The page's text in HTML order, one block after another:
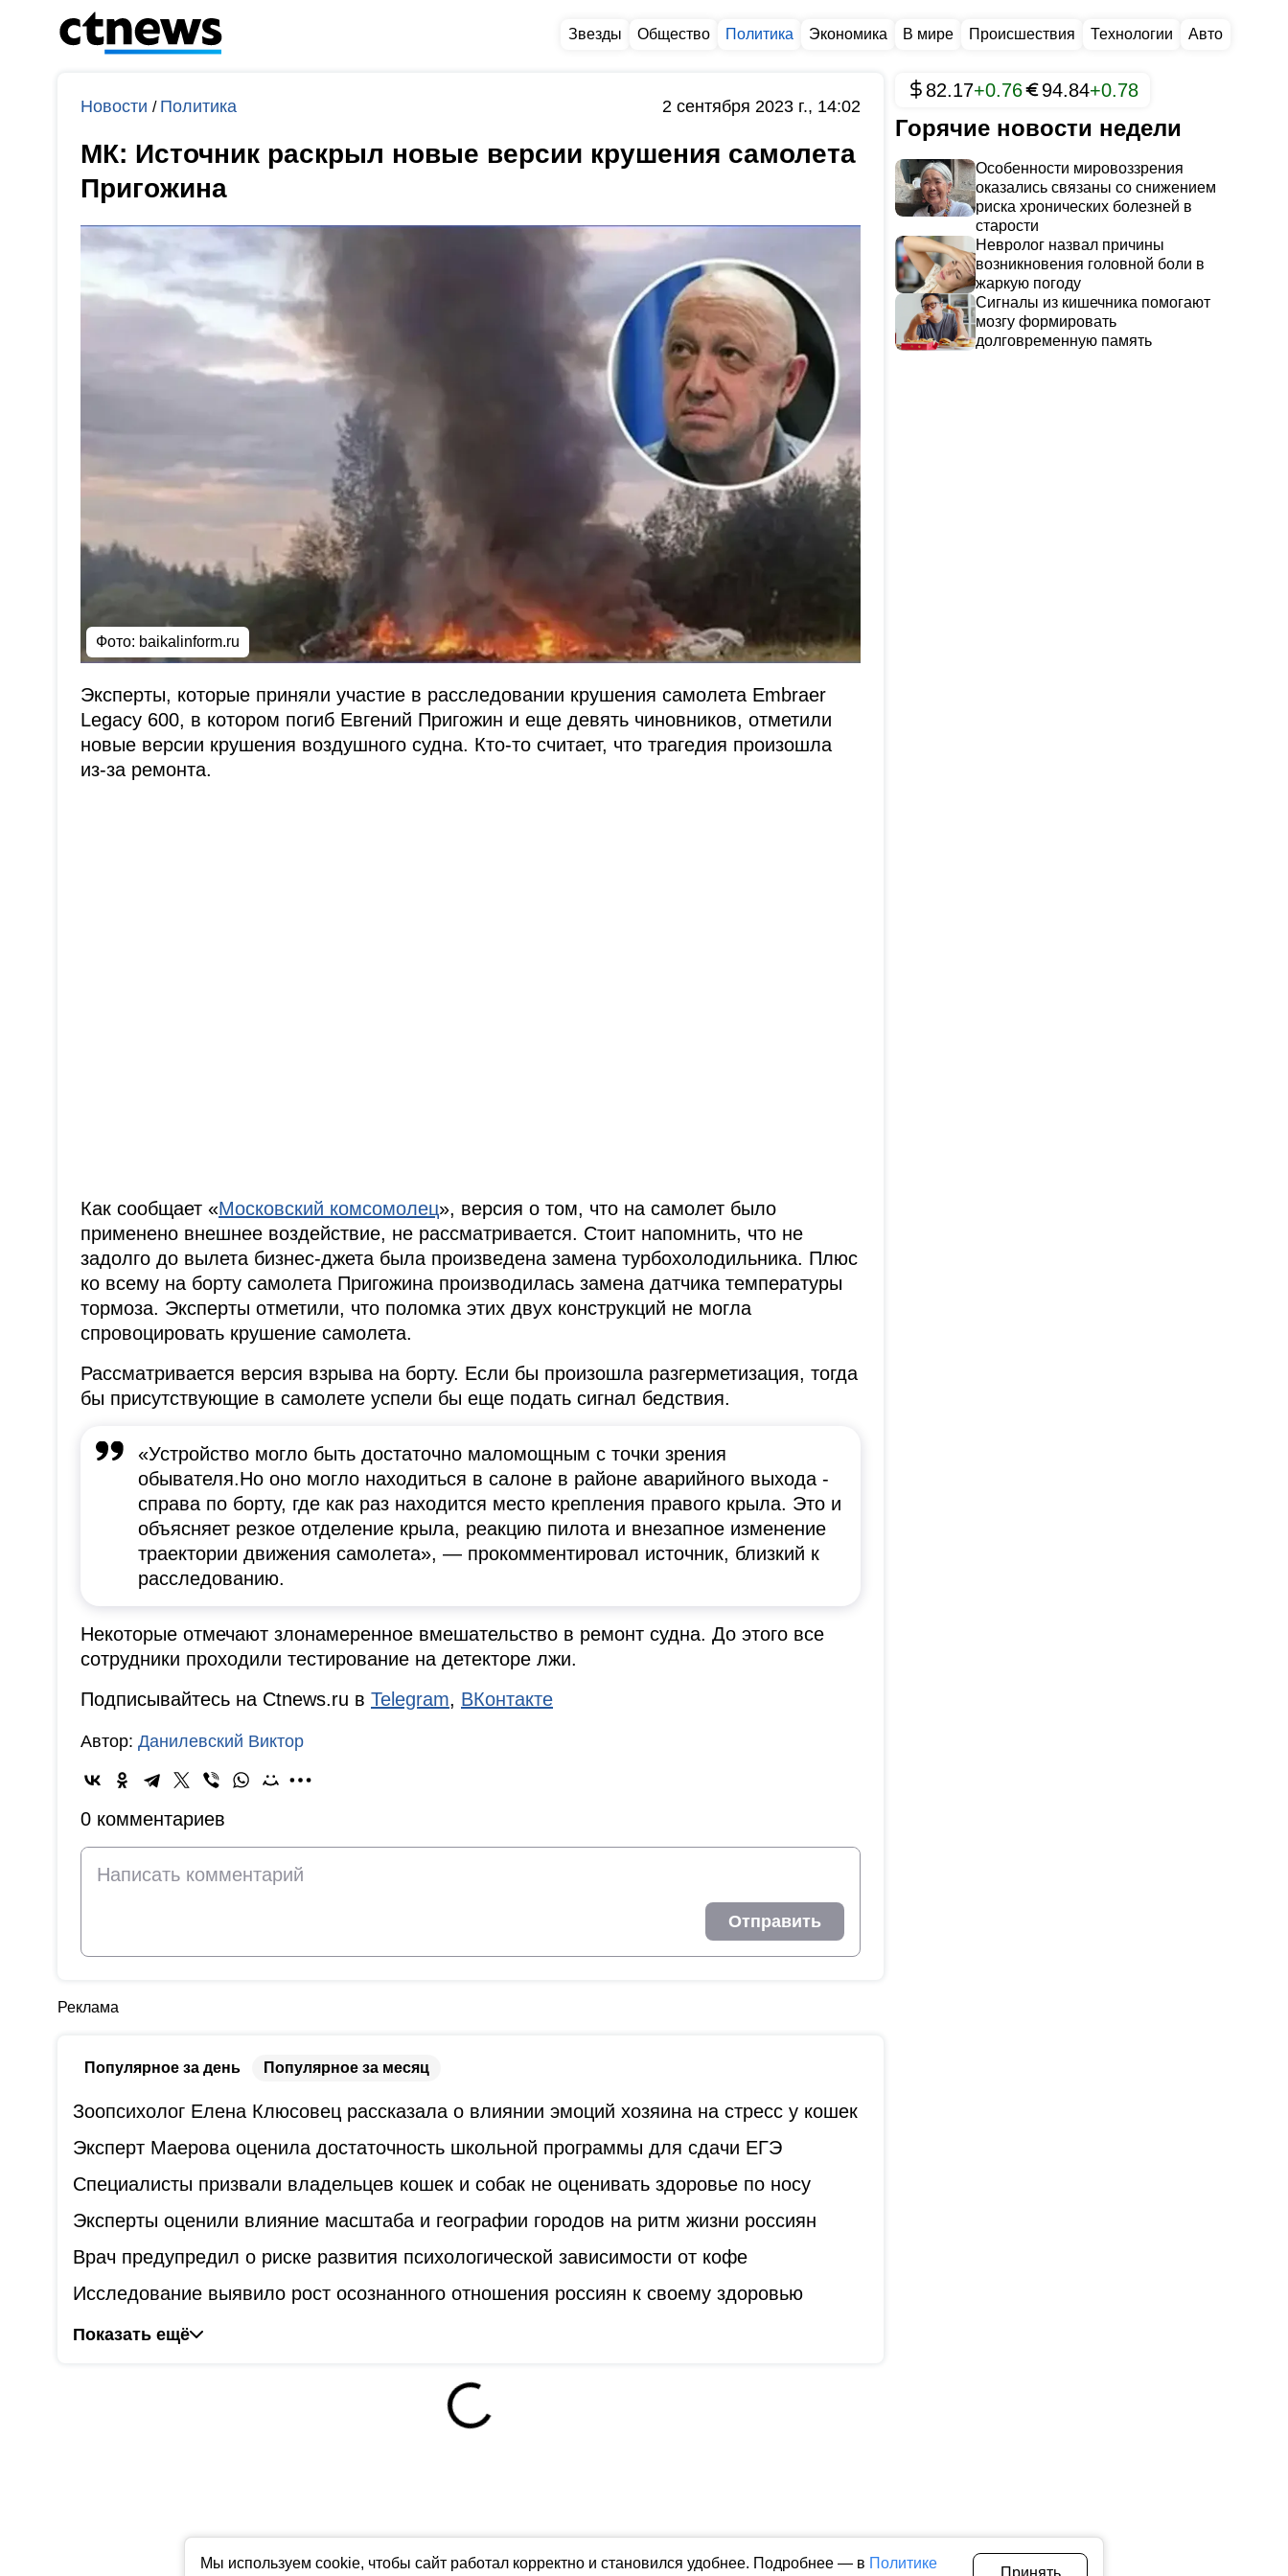
Мы используем cookie, чтобы сайт работал корректно и становился удобнее. Подробнее — в Политике
Принять
Звезды Общество Политика Экономика В мире Происшествия Технологии Авто
Новости / Политика 2 сентября 2023 г., 14:02
МК: Источник раскрыл новые версии крушения самолета
Пригожина
Фото: baikalinform.ru
Эксперты, которые приняли участие в расследовании крушения самолета Embraer
Legacy 600, в котором погиб Евгений Пригожин и еще девять чиновников, отметили
новые версии крушения воздушного судна. Кто-то считает, что трагедия произошла
из-за ремонта.
Как сообщает «Московский комсомолец», версия о том, что на самолет было
применено внешнее воздействие, не рассматривается. Стоит напомнить, что не
задолго до вылета бизнес-джета была произведена замена турбохолодильника. Плюс
ко всему на борту самолета Пригожина производилась замена датчика температуры
тормоза. Эксперты отметили, что поломка этих двух конструкций не могла
спровоцировать крушение самолета.
Рассматривается версия взрыва на борту. Если бы произошла разгерметизация, тогда
бы присутствующие в самолете успели бы еще подать сигнал бедствия.
«Устройство могло быть достаточно маломощным с точки зрения
обывателя.Но оно могло находиться в салоне в районе аварийного выхода -
справа по борту, где как раз находится место крепления правого крыла. Это и
объясняет резкое отделение крыла, реакцию пилота и внезапное изменение
траектории движения самолета», — прокомментировал источник, близкий к
расследованию.
Некоторые отмечают злонамеренное вмешательство в ремонт судна. До этого все
сотрудники проходили тестирование на детекторе лжи.
Подписывайтесь на Ctnews.ru в Telegram, ВКонтакте
Автор: Данилевский Виктор
0 комментариев
Отправить
Реклама
Популярное за день Популярное за месяц
Зоопсихолог Елена Клюсовец рассказала о влиянии эмоций хозяина на стресс у кошек
Эксперт Маерова оценила достаточность школьной программы для сдачи ЕГЭ
Специалисты призвали владельцев кошек и собак не оценивать здоровье по носу
Эксперты оценили влияние масштаба и географии городов на ритм жизни россиян
Врач предупредил о риске развития психологической зависимости от кофе
Исследование выявило рост осознанного отношения россиян к своему здоровью
Показать ещё
82.17+0.76 94.84+0.78
Горячие новости недели
Особенности мировоззрения
оказались связаны со снижением
риска хронических болезней в
старости
Невролог назвал причины
возникновения головной боли в
жаркую погоду
Сигналы из кишечника помогают
мозгу формировать
долговременную память